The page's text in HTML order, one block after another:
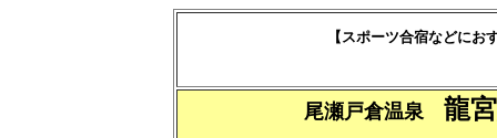
【スポーツ合宿などに
尾瀬戸倉温泉 龍